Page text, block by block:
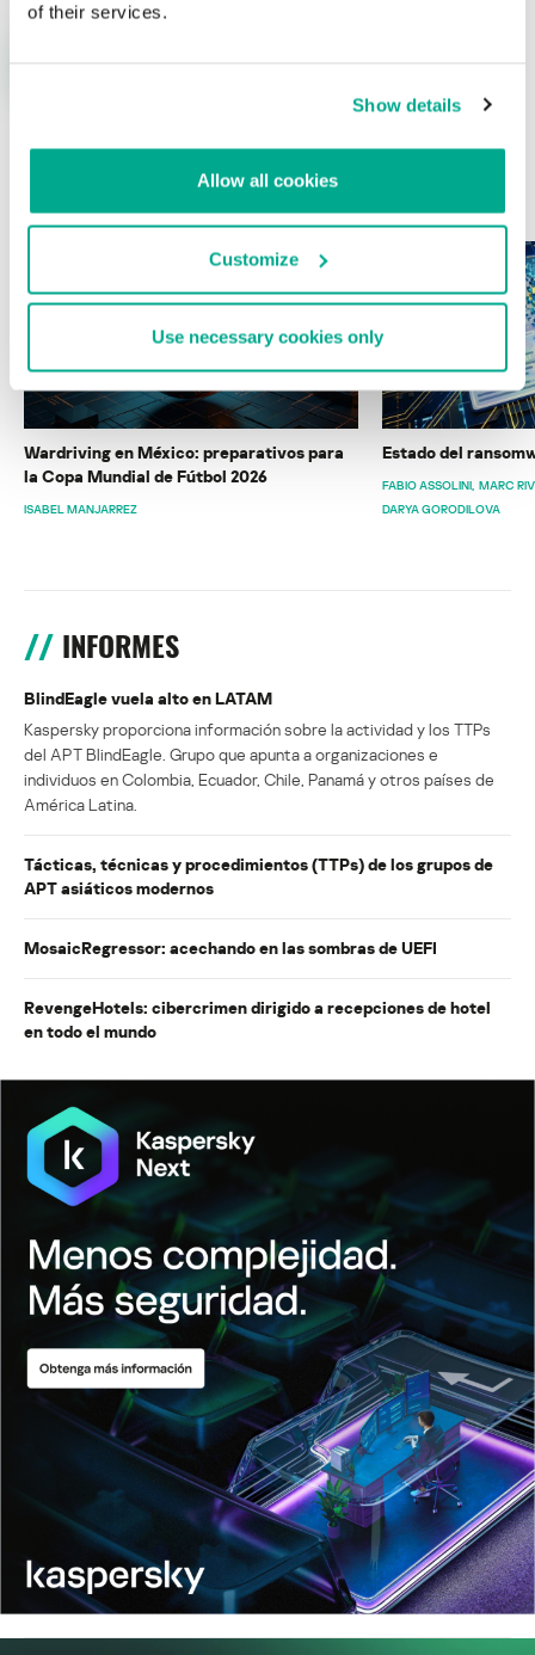
of their services.
Show details
Allow all cookies
Customize
Use necessary cookies only
ÚLTIMAS PUBLICACIONES
Wardriving en México: preparativos para
la Copa Mundial de Fútbol 2026
ISABEL MANJARREZ
Estado del
FABIO ASSOLINI MARC
DARYA GORODILOVA
INFORMES
BlindEagle vuela alto en LATAM
Kaspersky proporciona información sobre la actividad y los TTPs
del APT BlindEagle. Grupo que apunta a organizaciones e
individuos en Colombia, Ecuador, Chile, Panamá y otros países de
América Latina.
Tácticas, técnicas y procedimientos (TTPs) de los grupos de
APT asiáticos modernos
MosaicRegressor: acechando en las sombras de UEFI
RevengeHotels: cibercrimen dirigido a recepciones de hotel
en todo el mundo